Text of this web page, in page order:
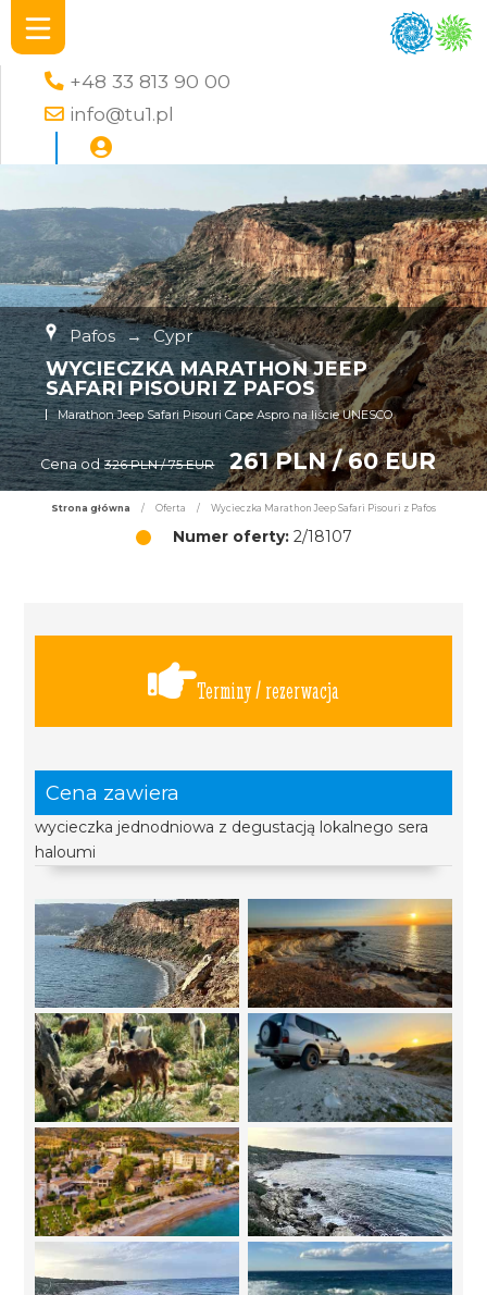
+48 33 813 90 00
info@tu1.pl
Pafos → Cypr
WYCIECZKA MARATHON JEEP
SAFARI PISOURI Z PAFOS
Marathon Jeep Safari Pisouri Cape Aspro na liście UNESCO
Cena od 326 PLN / 75 EUR 261 PLN / 60 EUR
Strona główna / Oferta / Wycieczka Marathon Jeep Safari Pisouri z Pafos
Numer oferty:2/18107
Terminy / rezerwacja
Cena zawiera
wycieczka jednodniowa z degustacją lokalnego sera
haloumi